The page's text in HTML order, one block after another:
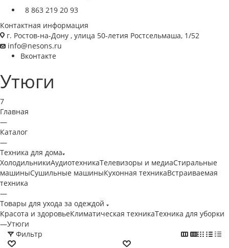
8 863 219 20 93
Контактная информация
г. Ростов-на-Дону , улица 50-летия Ростсельмаша, 1/52
info@nesons.ru
Вконтакте
Утюги
7
Главная
—
Каталог
—
Техника для дома
ХолодильникиАудиотехникаТелевизоры и медиаСтиральные
машиныСушильные машиныКухонная техникаВстраиваемая
техника
—
Товары для ухода за одеждой
Красота и здоровьеКлиматическая техникаТехника для уборки
—Утюги
Фильтр